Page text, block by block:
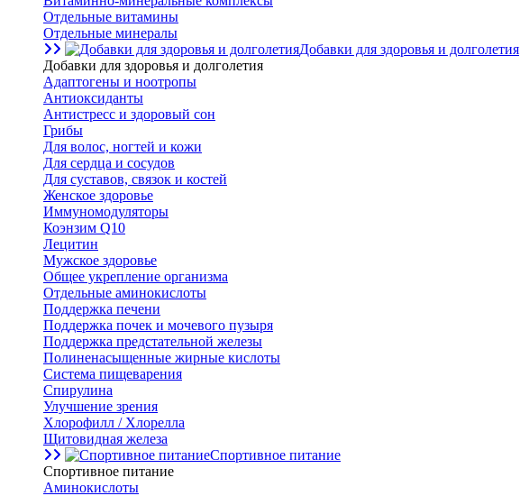
Отдельные витамины
Отдельные минералы
Добавки для здоровья и долголетия
Добавки для здоровья и долголетия
Адаптогены и ноотропы
Антиоксиданты
Антистресс и здоровый сон
Грибы
Для волос, ногтей и кожи
Для сердца и сосудов
Для суставов, связок и костей
Женское здоровье
Иммуномодуляторы
Коэнзим Q10
Лецитин
Мужское здоровье
Общее укрепление организма
Отдельные аминокислоты
Поддержка печени
Поддержка почек и мочевого пузыря
Поддержка предстательной железы
Полиненасыщенные жирные кислоты
Система пищеварения
Спирулина
Улучшение зрения
Хлорофилл / Хлорелла
Щитовидная железа
Спортивное питание
Спортивное питание
Аминокислоты